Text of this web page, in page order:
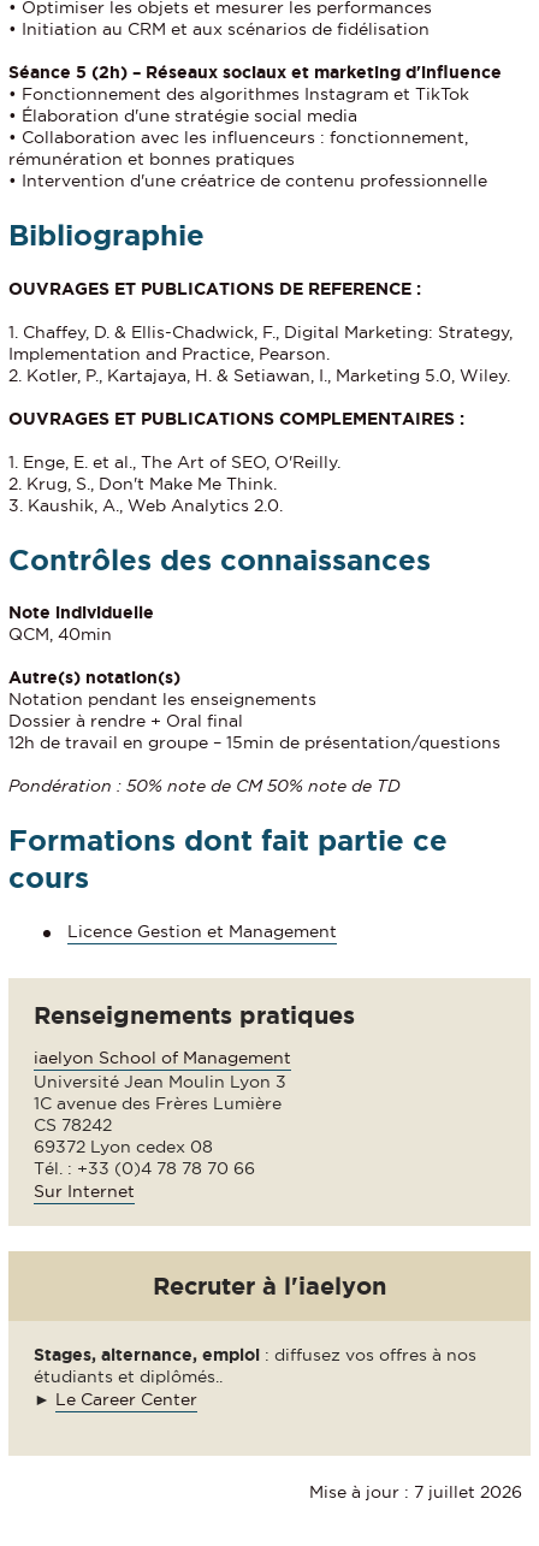
• Optimiser les objets et mesurer les performances
• Initiation au CRM et aux scénarios de fidélisation
Séance 5 (2h) – Réseaux sociaux et marketing d'influence
• Fonctionnement des algorithmes Instagram et TikTok
• Élaboration d'une stratégie social media
• Collaboration avec les influenceurs : fonctionnement,
rémunération et bonnes pratiques
• Intervention d'une créatrice de contenu professionnelle
Bibliographie
OUVRAGES ET PUBLICATIONS DE REFERENCE :
1. Chaffey, D. & Ellis-Chadwick, F., Digital Marketing: Strategy,
Implementation and Practice, Pearson.
2. Kotler, P., Kartajaya, H. & Setiawan, I., Marketing 5.0, Wiley.
OUVRAGES ET PUBLICATIONS COMPLEMENTAIRES :
1. Enge, E. et al., The Art of SEO, O'Reilly.
2. Krug, S., Don't Make Me Think.
3. Kaushik, A., Web Analytics 2.0.
Contrôles des connaissances
Note individuelle
QCM, 40min
Autre(s) notation(s)
Notation pendant les enseignements
Dossier à rendre + Oral final
12h de travail en groupe – 15min de présentation/questions
Pondération : 50% note de CM 50% note de TD
Formations dont fait partie ce
cours
Licence Gestion et Management
Renseignements pratiques
iaelyon School of Management
Université Jean Moulin Lyon 3
1C avenue des Frères Lumière
CS 78242
69372 Lyon cedex 08
Tél. : +33 (0)4 78 78 70 66
Sur Internet
Recruter à l'iaelyon
Stages, alternance, emploi : diffusez vos offres à nos
étudiants et diplômés..
► Le Career Center
Mise à jour : 7 juillet 2026